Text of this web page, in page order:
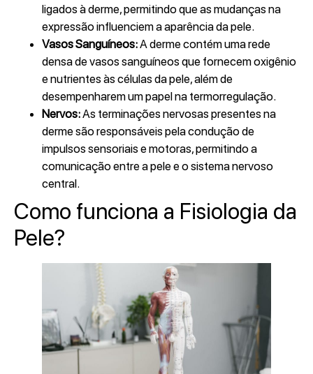
ligados à derme, permitindo que as mudanças na
expressão influenciem a aparência da pele.
Vasos Sanguíneos:A derme contém uma rede
densa de vasos sanguíneos que fornecem oxigênio
e nutrientes às células da pele, além de
desempenharem um papel na termorregulação.
Nervos:As terminações nervosas presentes na
derme são responsáveis pela condução de
impulsos sensoriais e motoras, permitindo a
comunicação entre a pele e o sistema nervoso
central.
Como funciona a Fisiologia da
Pele?